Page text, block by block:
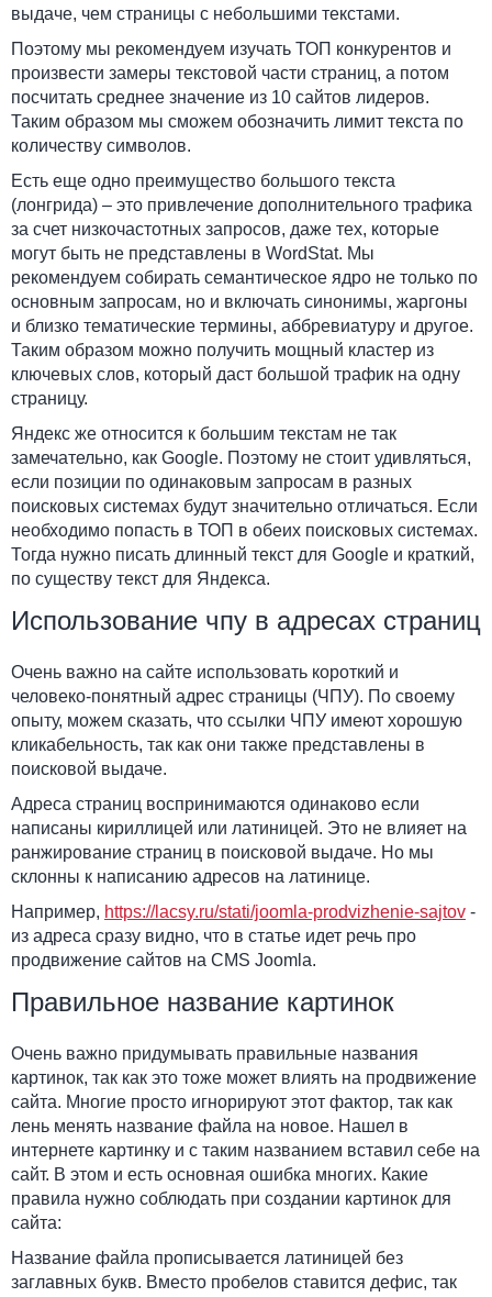
выдаче, чем страницы с небольшими текстами.
Поэтому мы рекомендуем изучать ТОП конкурентов и
произвести замеры текстовой части страниц, а потом
посчитать среднее значение из 10 сайтов лидеров.
Таким образом мы сможем обозначить лимит текста по
количеству символов.
Есть еще одно преимущество большого текста
(лонгрида) – это привлечение дополнительного трафика
за счет низкочастотных запросов, даже тех, которые
могут быть не представлены в WordStat. Мы
рекомендуем собирать семантическое ядро не только по
основным запросам, но и включать синонимы, жаргоны
и близко тематические термины, аббревиатуру и другое.
Таким образом можно получить мощный кластер из
ключевых слов, который даст большой трафик на одну
страницу.
Яндекс же относится к большим текстам не так
замечательно, как Google. Поэтому не стоит удивляться,
если позиции по одинаковым запросам в разных
поисковых системах будут значительно отличаться. Если
необходимо попасть в ТОП в обеих поисковых системах.
Тогда нужно писать длинный текст для Google и краткий,
по существу текст для Яндекса.
Использование чпу в адресах страниц
Очень важно на сайте использовать короткий и
человеко-понятный адрес страницы (ЧПУ). По своему
опыту, можем сказать, что ссылки ЧПУ имеют хорошую
кликабельность, так как они также представлены в
поисковой выдаче.
Адреса страниц воспринимаются одинаково если
написаны кириллицей или латиницей. Это не влияет на
ранжирование страниц в поисковой выдаче. Но мы
склонны к написанию адресов на латинице.
Например, https://lacsy.ru/stati/joomla-prodvizhenie-sajtov -
из адреса сразу видно, что в статье идет речь про
продвижение сайтов на CMS Joomla.
Правильное название картинок
Очень важно придумывать правильные названия
картинок, так как это тоже может влиять на продвижение
сайта. Многие просто игнорируют этот фактор, так как
лень менять название файла на новое. Нашел в
интернете картинку и с таким названием вставил себе на
сайт. В этом и есть основная ошибка многих. Какие
правила нужно соблюдать при создании картинок для
сайта:
Название файла прописывается латиницей без
заглавных букв. Вместо пробелов ставится дефис, так